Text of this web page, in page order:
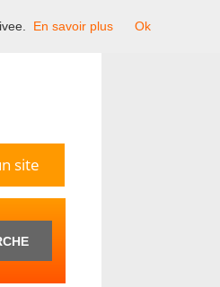
site
En savoir plus Ok